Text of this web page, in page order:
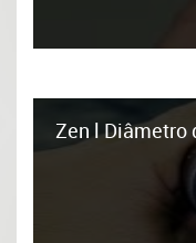
Zen l Diâmetro